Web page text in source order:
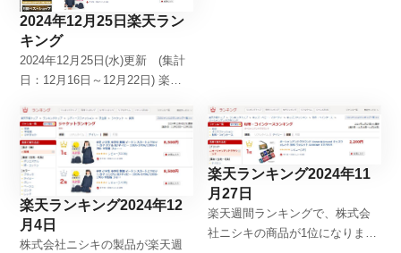
2024年12月25日楽天ラン
キング
2024年12月25日(水)更新 (集計
日：12月16日～12月22日) 楽天
> メンズファッション > 学生服
> ジャケット >
楽天ランキング2024年12
月4日
株式会社ニシキの製品が楽天週
楽天ランキング2024年11
月27日
楽天週間ランキングで、株式会
社ニシキの商品が1位になりまし